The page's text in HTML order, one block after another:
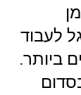
לעבוד
ביותר.